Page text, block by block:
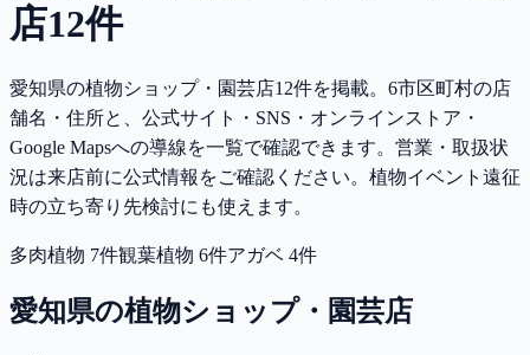
店12件
愛知県の植物ショップ・園芸店12件を掲載。6市区町村の店
舗名・住所と、公式サイト・SNS・オンラインストア・
Google Mapsへの導線を一覧で確認できます。営業・取扱状
況は来店前に公式情報をご確認ください。 植物イベント遠征
時の立ち寄り先検討にも使えます。
多肉植物 7件観葉植物 6件アガベ 4件
愛知県の植物ショップ・園芸店